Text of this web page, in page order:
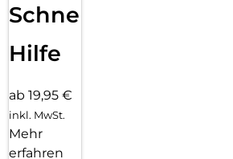
Schnelle
Hilfe
ab 19,95 €
inkl. MwSt.
Mehr
erfahren